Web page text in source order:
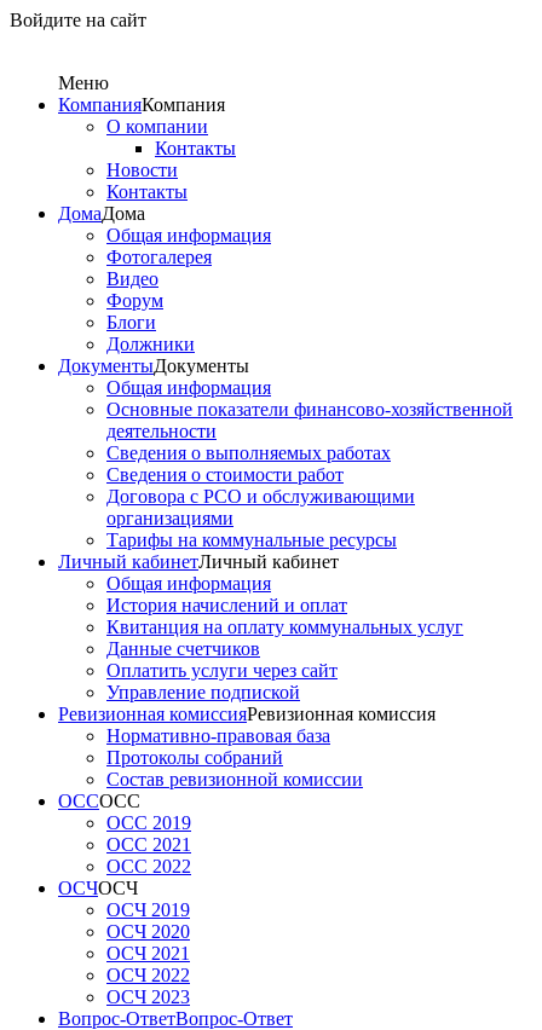
Войдите на сайт
Меню
КомпанияКомпания
О компании
Контакты
Новости
Контакты
ДомаДома
Общая информация
Фотогалерея
Видео
Форум
Блоги
Должники
ДокументыДокументы
Общая информация
Основные показатели финансово-хозяйственной
деятельности
Сведения о выполняемых работах
Сведения о стоимости работ
Договора с РСО и обслуживающими
организациями
Тарифы на коммунальные ресурсы
Личный кабинетЛичный кабинет
Общая информация
История начислений и оплат
Квитанция на оплату коммунальных услуг
Данные счетчиков
Оплатить услуги через сайт
Управление подпиской
Ревизионная комиссияРевизионная комиссия
Нормативно-правовая база
Протоколы собраний
Состав ревизионной комиссии
ОССОСС
ОСС 2019
ОСС 2021
ОСС 2022
ОСЧОСЧ
ОСЧ 2019
ОСЧ 2020
ОСЧ 2021
ОСЧ 2022
ОСЧ 2023
Вопрос-ОтветВопрос-Ответ